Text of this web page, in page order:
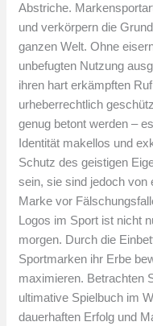
Abstriche.
und verkörpern die
ganzen Welt. Ohne
unbefugten Nutzung
ihren hart erkämpften
urheberrechtlich
genug betont werden –
Identität makellos und
Schutz des geistigen
sein, sie sind jedoch von
Marke vor
Logos im Sport ist nicht
morgen. Durch die
Sportmarken ihr Erbe
maximieren. Betrachten
ultimative Spielbuch im
dauerhaften Erfolg und